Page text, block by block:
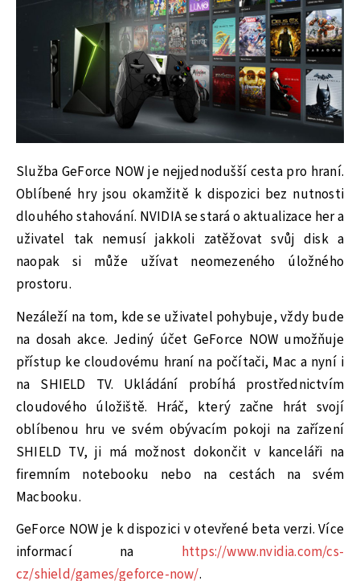
Služba GeForce NOW je nejjednodušší cesta pro hraní.
Oblíbené hry jsou okamžitě k dispozici bez nutnosti
dlouhého stahování. NVIDIA se stará o aktualizace her a
uživatel tak nemusí jakkoli zatěžovat svůj disk a
naopak si může užívat neomezeného úložného
prostoru.
Nezáleží na tom, kde se uživatel pohybuje, vždy bude
na dosah akce. Jediný účet GeForce NOW umožňuje
přístup ke cloudovému hraní na počítači, Mac a nyní i
na SHIELD TV. Ukládání probíhá prostřednictvím
cloudového úložiště. Hráč, který začne hrát svojí
oblíbenou hru ve svém obývacím pokoji na zařízení
SHIELD TV, ji má možnost dokončit v kanceláři na
firemním notebooku nebo na cestách na svém
Macbooku.
GeForce NOW je k dispozici v otevřené beta verzi. Více
informací na https://www.nvidia.com/cs-
cz/shield/games/geforce-now/.